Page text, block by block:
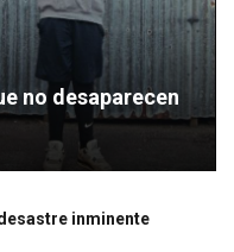
no desaparecen
inminente